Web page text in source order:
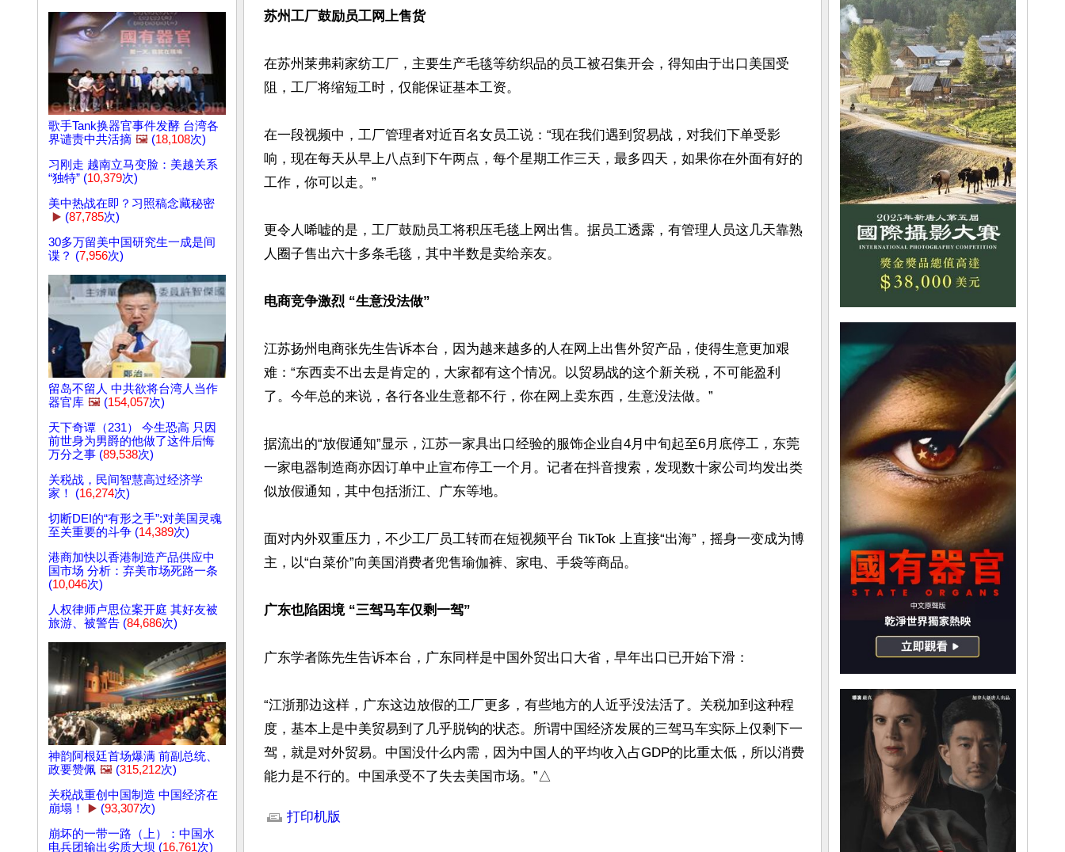
歌手Tank换器官事件发酵 台湾各
界谴责中共活摘 🖼️ (18,108次)
习刚走 越南立马变脸：美越关系
“独特” (10,379次)
美中热战在即？习照稿念藏秘密
▶️ (87,785次)
30多万留美中国研究生一成是间
谍？ (7,956次)
留岛不留人 中共欲将台湾人当作
器官库 🖼️ (154,057次)
天下奇谭（231） 今生恐高 只因
前世身为男爵的他做了这件后悔
万分之事 (89,538次)
关税战，民间智慧高过经济学
家！ (16,274次)
切断DEI的“有形之手”:对美国灵魂
至关重要的斗争 (14,389次)
港商加快以香港制造产品供应中
国市场 分析：弃美市场死路一条
(10,046次)
人权律师卢思位案开庭 其好友被
旅游、被警告 (84,686次)
神韵阿根廷首场爆满 前副总统、
政要赞佩 🖼️ (315,212次)
关税战重创中国制造 中国经济在
崩塌！
▶️ (93,307次)
崩坏的一带一路（上）：中国水
电兵团输出劣质大坝 (16,761次)
苏州工厂鼓励员工网上售货
在苏州莱弗莉家纺工厂，主要生产毛毯等纺织品的员工被召集开会，得知由于出口美国受
阻，工厂将缩短工时，仅能保证基本工资。
在一段视频中，工厂管理者对近百名女员工说：“现在我们遇到贸易战，对我们下单受影
响，现在每天从早上八点到下午两点，每个星期工作三天，最多四天，如果你在外面有好的
工作，你可以走。”
更令人唏嘘的是，工厂鼓励员工将积压毛毯上网出售。据员工透露，有管理人员这几天靠熟
人圈子售出六十多条毛毯，其中半数是卖给亲友。
电商竞争激烈 “生意没法做”
江苏扬州电商张先生告诉本台，因为越来越多的人在网上出售外贸产品，使得生意更加艰
难：“东西卖不出去是肯定的，大家都有这个情况。以贸易战的这个新关税，不可能盈利
了。今年总的来说，各行各业生意都不行，你在网上卖东西，生意没法做。”
据流出的“放假通知”显示，江苏一家具出口经验的服饰企业自4月中旬起至6月底停工，东莞
一家电器制造商亦因订单中止宣布停工一个月。记者在抖音搜索，发现数十家公司均发出类
似放假通知，其中包括浙江、广东等地。
面对内外双重压力，不少工厂员工转而在短视频平台 TikTok 上直接“出海”，摇身一变成为博
主，以“白菜价”向美国消费者兜售瑜伽裤、家电、手袋等商品。
广东也陷困境 “三驾马车仅剩一驾”
广东学者陈先生告诉本台，广东同样是中国外贸出口大省，早年出口已开始下滑：
“江浙那边这样，广东这边放假的工厂更多，有些地方的人近乎没法活了。关税加到这种程
度，基本上是中美贸易到了几乎脱钩的状态。所谓中国经济发展的三驾马车实际上仅剩下一
驾，就是对外贸易。中国没什么内需，因为中国人的平均收入占GDP的比重太低，所以消费
能力是不行的。中国承受不了失去美国市场。”△
打印机版